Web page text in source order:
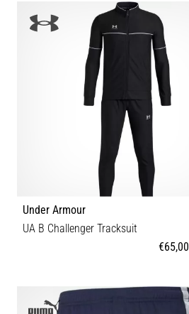
Under Armour
UA B Challenger Tracksuit
€65,00